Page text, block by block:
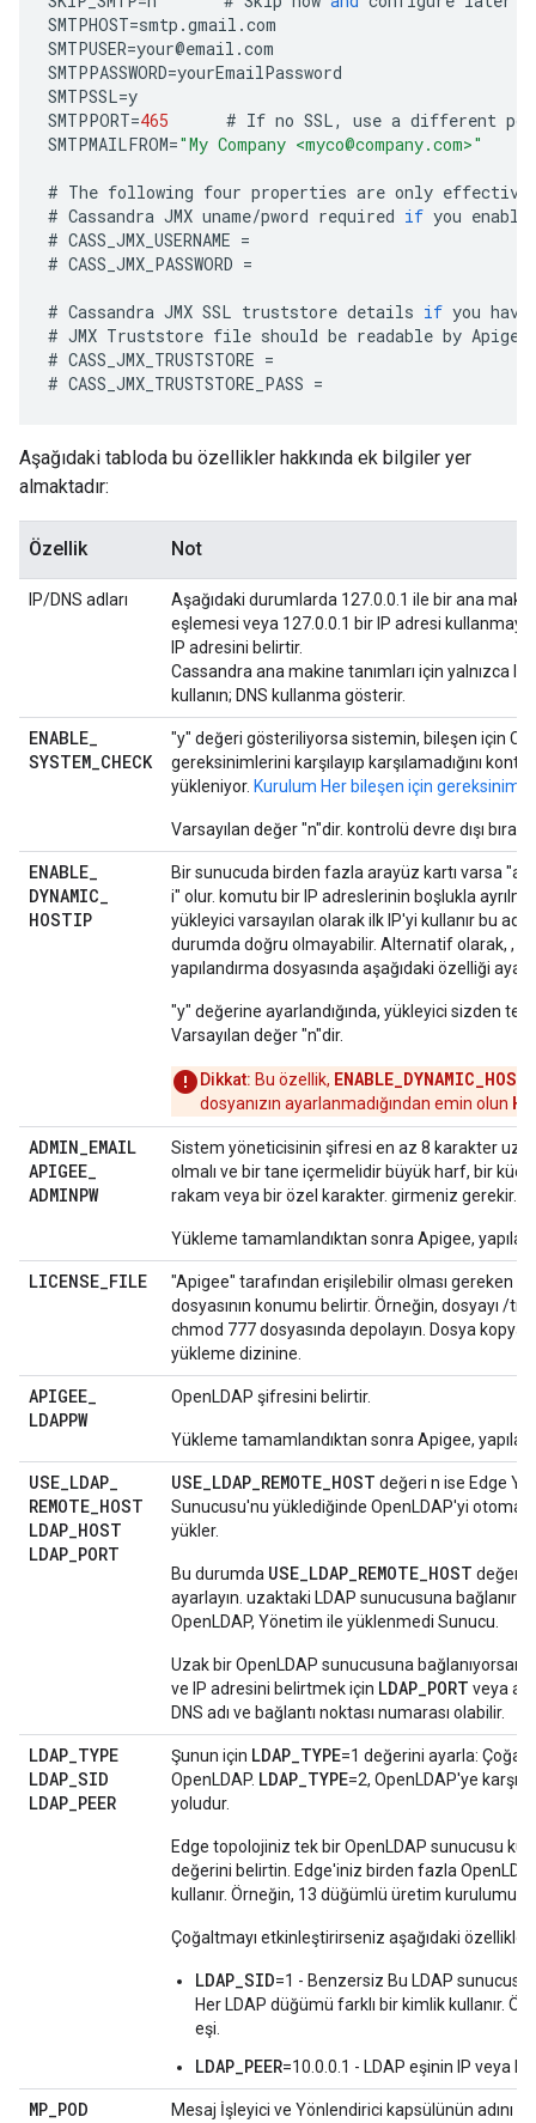
SMTPHOST=smtp .gmail .com
SMTPUSER=your@email .com
SMTPPASSWORD=yourEmailPassword
SMTPSSL=y
SMTPPORT=465 # If no SSL, use a different
SMTPMAILFROM="My Company <myco@company.com>"
# The following four properties are only effective
# Cassandra JMX uname/pword required if you
# CASS_JMX_USERNAME =
# CASS_JMX_PASSWORD =
# Cassandra JMX SSL truststore details if you have
# JMX Truststore file should be readable by Apigee
# CASS_JMX_TRUSTSTORE =
# CASS_JMX_TRUSTSTORE_PASS =
Aşağıdaki tabloda bu özellikler hakkında ek bilgiler yer
almaktadır:
Özellik Not
IP/DNS adları
Aşağıdaki durumlarda 127.0.0.1 ile bir ana
eşlemesi veya 127.0.0.1 bir IP adresi
IP adresini belirtir.
Cassandra ana makine tanımları için yalnızca IP
kullanın; DNS kullanma gösterir.
ENABLE_
SYSTEM_CHECK
"y" değeri gösteriliyorsa sistemin, bileşen için
gereksinimlerini karşılayıp karşılamadığını
yükleniyor. Kurulum Her bileşen için
Varsayılan değer "n"dir. kontrolü devre dışı
ENABLE_
DYNAMIC_
HOSTIP
Bir sunucuda birden fazla arayüz kartı varsa
i" olur. komutu bir IP adreslerinin boşlukla
yükleyici varsayılan olarak ilk IP'yi kullanır bu
durumda doğru olmayabilir. Alternatif olarak, ,
yapılandırma dosyasında aşağıdaki özelliği
"y" değerine ayarlandığında, yükleyici sizden
Varsayılan değer "n"dir.
Dikkat: Bu özellik,
dosyanızın ayarlanmadığından emin olun
ADMIN_EMAIL
APIGEE_
ADMINPW
Sistem yöneticisinin şifresi en az 8 karakter
olmalı ve bir tane içermelidir büyük harf, bir
rakam veya bir özel karakter. girmeniz gerekir.
Yükleme tamamlandıktan sonra Apigee,
LICENSE_FILE
"Apigee" tarafından erişilebilir olması gereken
dosyasının konumu belirtir. Örneğin, dosyayı /
chmod 777 dosyasında depolayın. Dosya
yükleme dizinine.
APIGEE_
LDAPPW
OpenLDAP şifresini belirtir.
Yükleme tamamlandıktan sonra Apigee,
USE_LDAP_
REMOTE_HOST
LDAP_HOST
LDAP_PORT
USE_LDAP_REMOTE_HOST değeri n ise Edge
Sunucusu'nu yüklediğinde OpenLDAP'yi
yükler.
Bu durumda USE_LDAP_REMOTE_HOST
ayarlayın. uzaktaki LDAP sunucusuna
OpenLDAP, Yönetim ile yüklenmedi Sunucu.
Uzak bir OpenLDAP sunucusuna
ve IP adresini belirtmek için LDAP_PORT veya
DNS adı ve bağlantı noktası numarası olabilir.
LDAP_TYPE
LDAP_SID
LDAP_PEER
Şunun için LDAP_TYPE=1 değerini ayarla:
OpenLDAP. LDAP_TYPE=2, OpenLDAP'ye
yoludur.
Edge topolojiniz tek bir OpenLDAP sunucusu
değerini belirtin. Edge'iniz birden fazla
kullanır. Örneğin, 13 düğümlü üretim
Çoğaltmayı etkinleştirirseniz aşağıdaki özellikleri
LDAP_SID=1 - Benzersiz Bu LDAP
Her LDAP düğümü farklı bir kimlik kullanır.
eşi.
LDAP_PEER=10.0.0.1 - LDAP eşinin IP veya
MP_POD
Mesaj İşleyici ve Yönlendirici kapsülünün adını